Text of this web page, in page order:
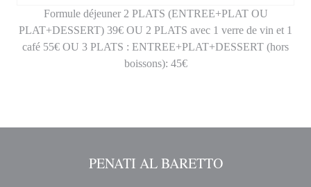
Formule déjeuner 2 PLATS (ENTREE+PLAT OU
PLAT+DESSERT) 39€ OU 2 PLATS avec 1 verre de vin et 1
café 55€ OU 3 PLATS : ENTREE+PLAT+DESSERT (hors
boissons): 45€
PENATI AL BARETTO